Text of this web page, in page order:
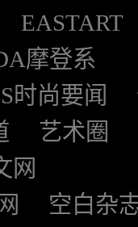
EASTART
摩登系
时尚要闻
艺术圈
网
空白杂